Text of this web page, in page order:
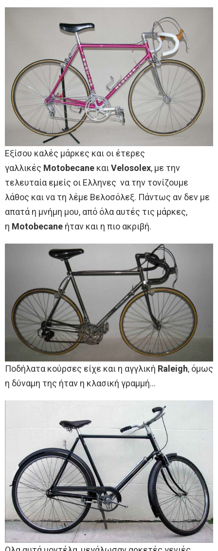
Εξίσου καλές μάρκες και οι έτερες
γαλλικές Motobecane καιVelosolex, με την
τελευταία εμείς οι Ελληνες να την τονίζουμε
λάθος και να τη λέμε Βελοσόλεξ. Πάντως αν δεν με
απατά η μνήμη μου, από όλα αυτές τις μάρκες,
η Motobecane ήταν και η πιο ακριβή.
Ποδήλατα κούρσες είχε και η αγγλική Raleigh, όμως
η δύναμη της ήταν η κλασική γραμμή…